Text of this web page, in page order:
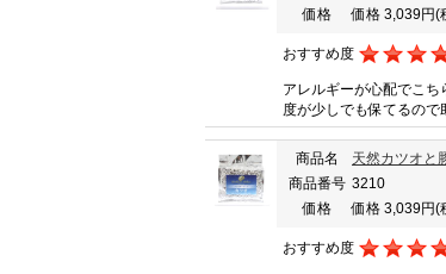
価格
価格 3,039円(
おすすめ度
アレルギーが心配でこ
度が少しでも保てるので
商品名
天然カツオと
商品番号 3210
価格
価格 3,039円(
おすすめ度